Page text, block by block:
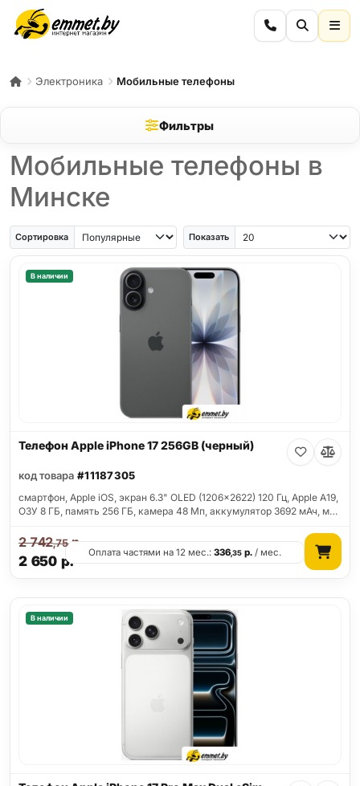
Электроника Мобильные телефоны
Фильтры
Мобильные телефоны в
Минске
iPhone AiriPhone SESamsung Galaxy A56Samsung Galaxy A57 iPhone 17
Сортировка Показать
В наличии
Телефон Apple iPhone 17 256GB (черный)
код товара #11187305
смартфон, Apple iOS, экран 6.3" OLED (1206x2622) 120 Гц, Apple A19,
ОЗУ 8 ГБ, память 256 ГБ, камера 48 Мп, аккумулятор 3692 мАч, м…
2 650 р.
2 742,75р.
Оплата частями на 12 мес.:336,35 р. / мес.
В наличии